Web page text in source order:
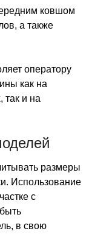
ковшом
а также
оператору
как на
так и на
размеры
Использование
с
в свою